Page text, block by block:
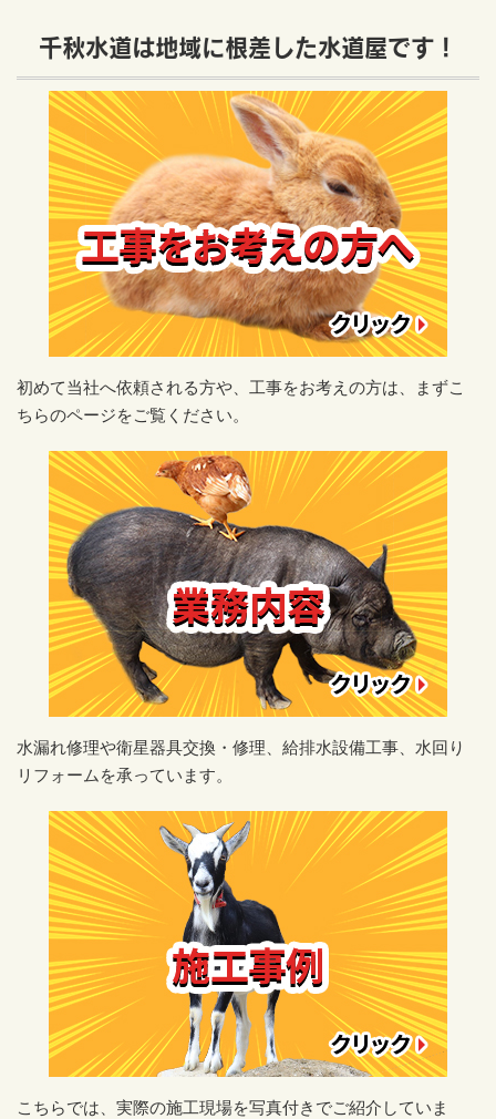
千秋水道は地域に根差した水道屋です！
初めて当社へ依頼される方や、工事をお考えの方は、まずこ
ちらのページをご覧ください。
水漏れ修理や衛星器具交換・修理、給排水設備工事、水回り
リフォームを承っています。
こちらでは、実際の施工現場を写真付きでご紹介していま